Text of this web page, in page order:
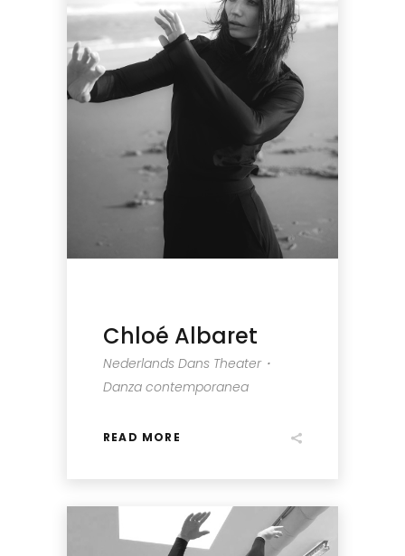
Chloé Albaret
Nederlands Dans Theater・
Danza contemporanea
READ MORE